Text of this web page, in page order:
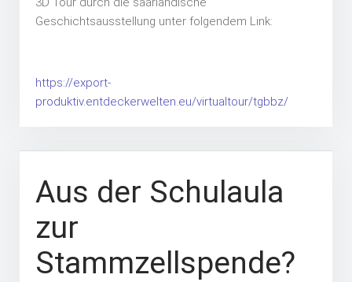
Geschichtsausstellung unter folgendem Link:
https://export-
produktiv.entdeckerwelten.eu/virtualtour/tgbbz/
Aus der Schulaula
zur
Stammzellspende?